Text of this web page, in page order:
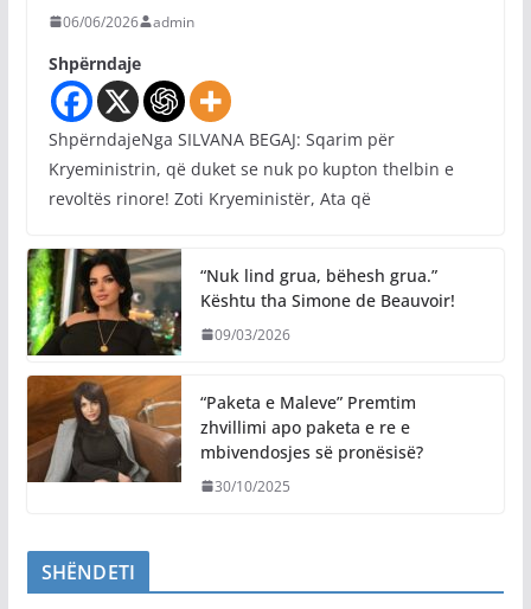
06/06/2026 admin
Shpërndaje
ShpërndajeNga SILVANA BEGAJ: Sqarim për
Kryeministrin, që duket se nuk po kupton thelbin e
revoltës rinore! Zoti Kryeministër, Ata që
“Nuk lind grua, bëhesh grua.”
Kështu tha Simone de Beauvoir!
09/03/2026
“Paketa e Maleve” Premtim
zhvillimi apo paketa e re e
mbivendosjes së pronësisë?
30/10/2025
SHËNDETI